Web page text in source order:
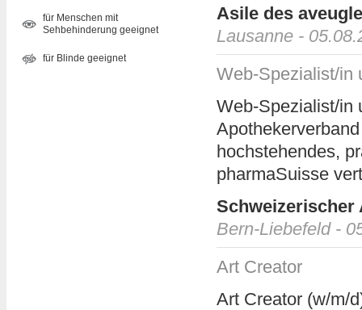
für Menschen mit
Sehbehinderung geeignet
für Blinde geeignet
Asile des
Lausanne -
Web-Spezialist/in
Web-Spezialist/in
hochstehendes,
pharmaSuisse
Schweizerischer
Bern-Liebefeld -
Art Creator
Art Creator (w/m/